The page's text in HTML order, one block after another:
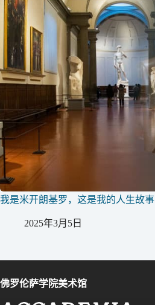
我是米开朗基罗，这是我的人生故事
2025年3月5日
佛罗伦萨学院美术馆